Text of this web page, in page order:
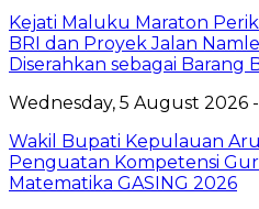
Kejati Maluku Maraton
BRI dan Proyek Jalan
Diserahkan sebagai Barang
Wednesday, 5 August 2026 -
Wakil Bupati Kepulauan
Penguatan Kompetensi
Matematika GASING 2026